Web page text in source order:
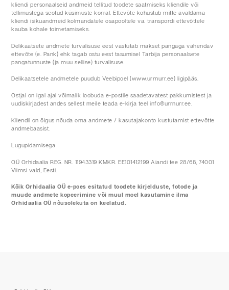
kliendi personaalseid andmeid tellitud toodete saatmiseks kliendile või
tellimustega seotud küsimuste korral. Ettevõte kohustub mitte avaldama
kliendi isikuandmeid kolmandatele osapooltele va. transpordi ettevõttele
kauba kohale toimetamiseks.
Delikaatsete andmete turvalisuse eest vastutab makset pangaga vahendav
ettevõte (e. Pank) ehk tagab ostu eest tasumisel Tarbija personaalsete
pangatunnuste (ja muu sellise) turvalisuse.
Delikaatsetele andmetele puudub Veebipoel (www.urrnurr.ee) ligipääs.
Ostjal on igal ajal võimalik loobuda e-postile saadetavatest pakkumistest ja
uudiskirjadest andes sellest meile teada e-kirja teel info@urrnurr.ee.
Kliendil on õigus nõuda oma andmete / kasutajakonto kustutamist ettevõtte
andmebaasist.
Lugupidamisega
OÜ Orhidaalia REG. NR. 11943319 KMKR. EE101412199 Aiandi tee 28/68, 74001
Viimsi vald, Eesti.
Kõik Orhidaalia OÜ e-poes esitatud toodete kirjelduste, fotode ja
muude andmete kopeerimine või muul moel kasutamine ilma
Orhidaalia OÜ nõusolekuta on keelatud.